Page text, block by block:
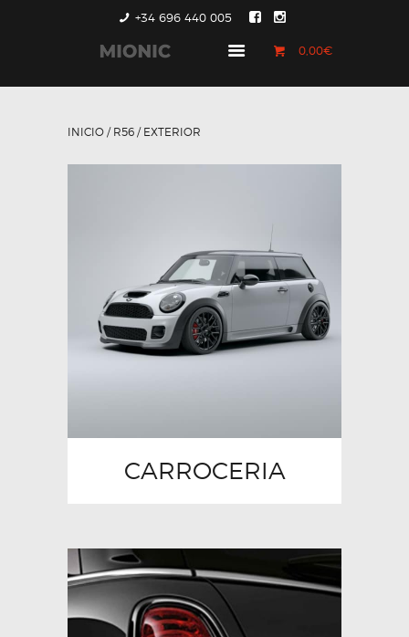
+34 696 440 005
0,00€
GENERACIÓN 1
INICIO / R56 / EXTERIOR
CARROCERIA